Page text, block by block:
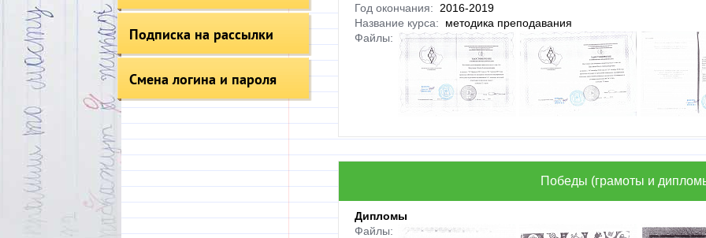
Подписка на рассылки
Смена логина и пароля
Год окончания: 2016-2019
Название курса: методика преподавания
Файлы:
Победы (грамоты и
Дипломы
Файлы: